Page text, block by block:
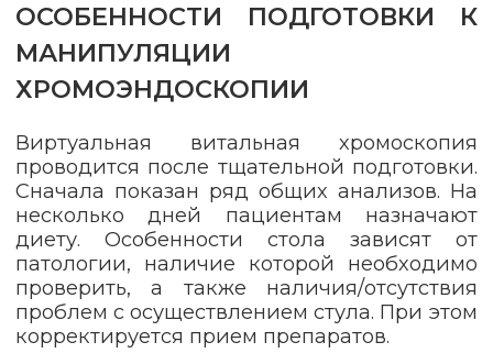
ОСОБЕННОСТИ ПОДГОТОВКИ К
МАНИПУЛЯЦИИ
ХРОМОЭНДОСКОПИИ
Виртуальная витальная хромоскопия
проводится после тщательной подготовки.
Сначала показан ряд общих анализов. На
несколько дней пациентам назначают
диету. Особенности стола зависят от
патологии, наличие которой необходимо
проверить, а также наличия/отсутствия
проблем с осуществлением стула. При этом
корректируется прием препаратов.